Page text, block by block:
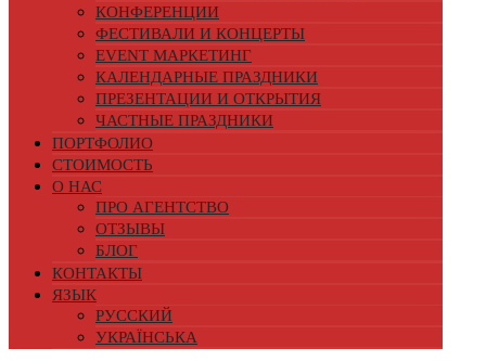
КОНФЕРЕНЦИИ
ФЕСТИВАЛИ И КОНЦЕРТЫ
EVENT МАРКЕТИНГ
КАЛЕНДАРНЫЕ ПРАЗДНИКИ
ПРЕЗЕНТАЦИИ И ОТКРЫТИЯ
ЧАСТНЫЕ ПРАЗДНИКИ
ПОРТФОЛИО
СТОИМОСТЬ
О НАС
ПРО АГЕНТСТВО
ОТЗЫВЫ
БЛОГ
КОНТАКТЫ
ЯЗЫК
РУССКИЙ
УКРАЇНСЬКА